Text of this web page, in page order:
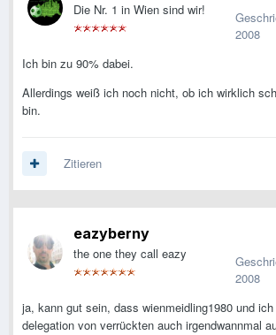
Die Nr. 1 in Wien sind wir!
2008
Ich bin zu 90% dabei.
Allerdings weiß ich noch nicht, ob ich wirklich
bin.
Zitieren
eazyberny
the one they call eazy
2008
ja, kann gut sein, dass wienmeidling1980 und
delegation von verrückten auch irgendwannmal